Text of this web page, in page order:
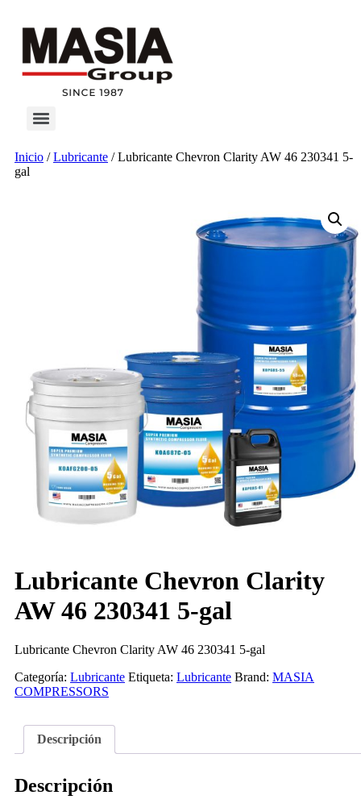
Inicio /Lubricante / Lubricante Chevron Clarity AW 46 230341 5-
gal
Lubricante Chevron Clarity
AW 46 230341 5-gal
Lubricante Chevron Clarity AW 46 230341 5-gal
Categoría: Lubricante Etiqueta: Lubricante Brand: MASIA
COMPRESSORS
Descripción
Descripción